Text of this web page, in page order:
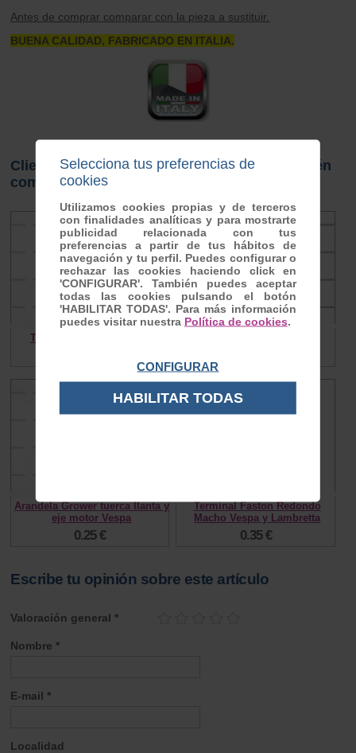
Antes de comprar comparar con la pieza a sustituir.
BUENA CALIDAD, FABRICADO EN ITALIA.
Clientes que compraron este producto también
compraron
Tornillos tambor Vespa 8
Arandela Grower tuerca llanta y
eje motor Vespa
0.25 €
Terminal Faston Redondo
Macho Vespa y Lambretta
0.35 €
Escribe tu opinión sobre este artículo
Valoración general *
Nombre *
E-mail *
Localidad
Selecciona tus preferencias de
cookies
Utilizamos cookies propias y de terceros
con finalidades analíticas y para mostrarte
publicidad relacionada con tus
preferencias a partir de tus hábitos de
navegación y tu perfil. Puedes configurar o
rechazar las cookies haciendo click en
'CONFIGURAR'. También puedes aceptar
todas las cookies pulsando el botón
'HABILITAR TODAS'. Para más información
puedes visitar nuestra Política de cookies.
CONFIGURAR
HABILITAR TODAS